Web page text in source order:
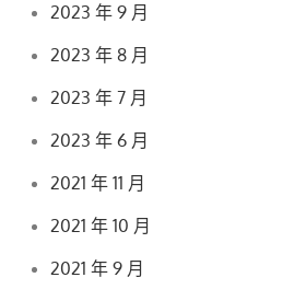
2023 年 9 月
2023 年 8 月
2023 年 7 月
2023 年 6 月
2021 年 11 月
2021 年 10 月
2021 年 9 月